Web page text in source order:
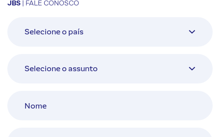
JBS | FALE CONOSCO